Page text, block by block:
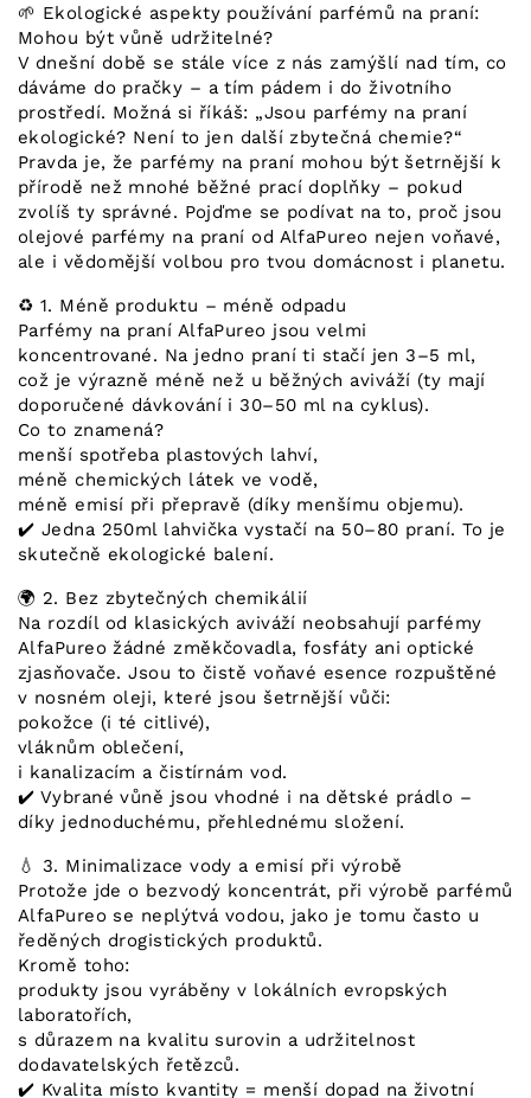
🌱 Ekologické aspekty používání parfémů na praní:
Mohou být vůně udržitelné?
V dnešní době se stále více z nás zamýšlí nad tím, co
dáváme do pračky – a tím pádem i do životního
prostředí. Možná si říkáš: „Jsou parfémy na praní
ekologické? Není to jen další zbytečná chemie?“
Pravda je, že parfémy na praní mohou být šetrnější k
přírodě než mnohé běžné prací doplňky – pokud
zvolíš ty správné. Pojďme se podívat na to, proč jsou
olejové parfémy na praní od AlfaPureo nejen voňavé,
ale i vědomější volbou pro tvou domácnost i planetu.
♻️ 1. Méně produktu – méně odpadu
Parfémy na praní AlfaPureo jsou velmi
koncentrované. Na jedno praní ti stačí jen 3–5 ml,
což je výrazně méně než u běžných aviváží (ty mají
doporučené dávkování i 30–50 ml na cyklus).
Co to znamená?
menší spotřeba plastových lahví,
méně chemických látek ve vodě,
méně emisí při přepravě (díky menšímu objemu).
✔️ Jedna 250ml lahvička vystačí na 50–80 praní. To je
skutečně ekologické balení.
🌍 2. Bez zbytečných chemikálií
Na rozdíl od klasických aviváží neobsahují parfémy
AlfaPureo žádné změkčovadla, fosfáty ani optické
zjasňovače. Jsou to čistě voňavé esence rozpuštěné
v nosném oleji, které jsou šetrnější vůči:
pokožce (i té citlivé),
vláknům oblečení,
i kanalizacím a čistírnám vod.
✔️ Vybrané vůně jsou vhodné i na dětské prádlo –
díky jednoduchému, přehlednému složení.
💧 3. Minimalizace vody a emisí při výrobě
Protože jde o bezvodý koncentrát, při výrobě parfémů
AlfaPureo se neplýtvá vodou, jako je tomu často u
ředěných drogistických produktů.
Kromě toho:
produkty jsou vyráběny v lokálních evropských
laboratořích,
s důrazem na kvalitu surovin a udržitelnost
dodavatelských řetězců.
✔️ Kvalita místo kvantity = menší dopad na životní